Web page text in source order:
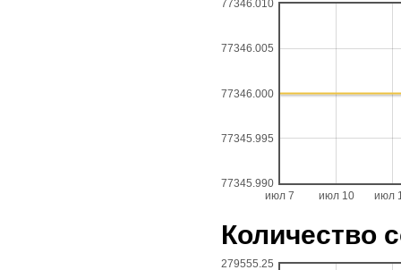
июл 7 июл 10 июл
77345.990
77345.995
77346.000
77346.005
77346.010
Количество
279555.25